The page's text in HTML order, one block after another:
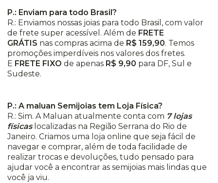
P.: Enviam para todo Brasil?
R.: Enviamos nossas joias para todo Brasil, com valor
de frete super acessível. Além de FRETE
GRÁTIS nas compras acima de R$ 159,90. Temos
promoções imperdíveis nos valores dos fretes.
E FRETE FIXO de apenas R$ 9,90 para DF, Sul e
Sudeste.
P.: A maluan Semijoias tem Loja Física?
R.: Sim. A Maluan atualmente conta com 7 lojas
físicaslocalizadas na Região Serrana do Rio de
Janeiro. Criamos uma loja online que seja fácil de
navegar e comprar, além de toda facilidade de
realizar trocas e devoluções, tudo pensado para
ajudar você a encontrar as semijoias mais lindas que
você ja viu.